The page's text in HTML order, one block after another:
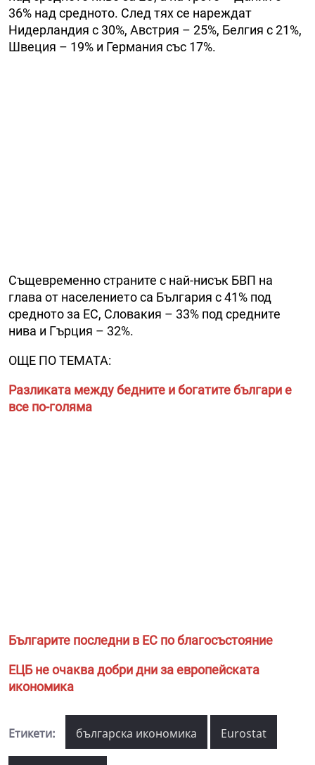
36% над средното. След тях се нареждат
Нидерландия с 30%, Австрия – 25%, Белгия с 21%,
Швеция – 19% и Германия със 17%.
Същевременно страните с най-нисък БВП на
глава от населението са България с 41% под
средното за ЕС, Словакия – 33% под средните
нива и Гърция – 32%.
ОЩЕ ПО ТЕМАТА:
Разликата между бедните и богатите българи е
все по-голяма
Българите последни в ЕС по благосъстояние
ЕЦБ не очаква добри дни за европейската
икономика
Етикети: българска икономика Eurostat